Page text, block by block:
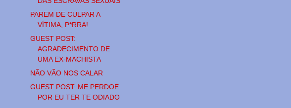
PAREM DE CULPAR A
VÍTIMA, P*RRA!
GUEST POST:
AGRADECIMENTO DE
UMA EX-MACHISTA
NÃO VÃO NOS CALAR
GUEST POST: ME PERDOE
POR EU TER TE ODIADO